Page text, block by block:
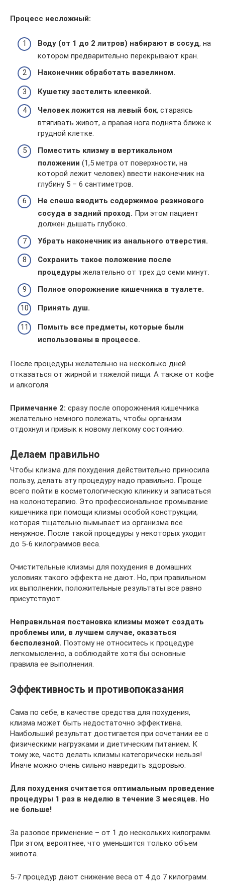
Процесс несложный:
Воду (от 1 до 2 литров) набирают в сосуд, на
котором предварительно перекрывают кран.
Наконечник обработать вазелином.
Кушетку застелить клеенкой.
Человек ложится на левый бок, стараясь
втягивать живот, а правая нога поднята ближе к
грудной клетке.
Поместить клизму в вертикальном
положении (1,5 метра от поверхности, на
которой лежит человек) ввести наконечник на
глубину 5 – 6 сантиметров.
Не спеша вводить содержимое резинового
сосуда в задний проход. При этом пациент
должен дышать глубоко.
Убрать наконечник из анального отверстия.
Сохранить такое положение после
процедуры желательно от трех до семи минут.
Полное опорожнение кишечника в туалете.
Принять душ.
Помыть все предметы, которые были
использованы в процессе.
После процедуры желательно на несколько дней
отказаться от жирной и тяжелой пищи. А также от кофе
и алкоголя.
Примечание 2: сразу после опорожнения кишечника
желательно немного полежать, чтобы организм
отдохнул и привык к новому легкому состоянию.
Делаем правильно
Чтобы клизма для похудения действительно приносила
пользу, делать эту процедуру надо правильно. Проще
всего пойти в косметологическую клинику и записаться
на колонотерапию. Это профессиональное промывание
кишечника при помощи клизмы особой конструкции,
которая тщательно вымывает из организма все
ненужное. После такой процедуры у некоторых уходит
до 5-6 килограммов веса.
Очистительные клизмы для похудения в домашних
условиях такого эффекта не дают. Но, при правильном
их выполнении, положительные результаты все равно
присутствуют.
Неправильная постановка клизмы может создать
проблемы или, в лучшем случае, оказаться
бесполезной. Поэтому не относитесь к процедуре
легкомысленно, а соблюдайте хотя бы основные
правила ее выполнения.
Эффективность и противопоказания
Сама по себе, в качестве средства для похудения,
клизма может быть недостаточно эффективна.
Наибольший результат достигается при сочетании ее с
физическими нагрузками и диетическим питанием. К
тому же, часто делать клизмы категорически нельзя!
Иначе можно очень сильно навредить здоровью.
Для похудения считается оптимальным проведение
процедуры 1 раз в неделю в течение 3 месяцев. Но
не больше!
За разовое применение – от 1 до нескольких килограмм.
При этом, вероятнее, что уменьшится только объем
живота.
5-7 процедур дают снижение веса от 4 до 7 килограмм.